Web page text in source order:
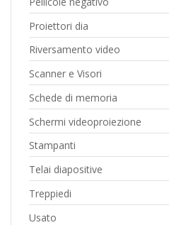
Proiettori dia
Riversamento video
Scanner e Visori
Schede di memoria
Schermi videoproiezione
Stampanti
Telai diapositive
Treppiedi
Usato